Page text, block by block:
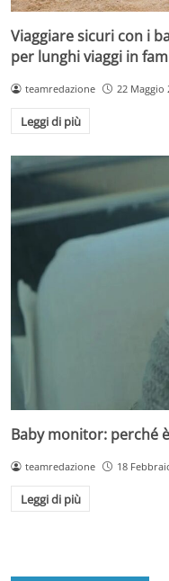
Viaggiare sicuri con i
per lunghi viaggi in
teamredazione 22 Maggio
Leggi di più
Baby monitor: perché
teamredazione 18
Leggi di più